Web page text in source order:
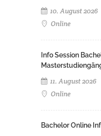
10. August 2026
Online
Info Session
11. August 2026
Online
Bachelor Online